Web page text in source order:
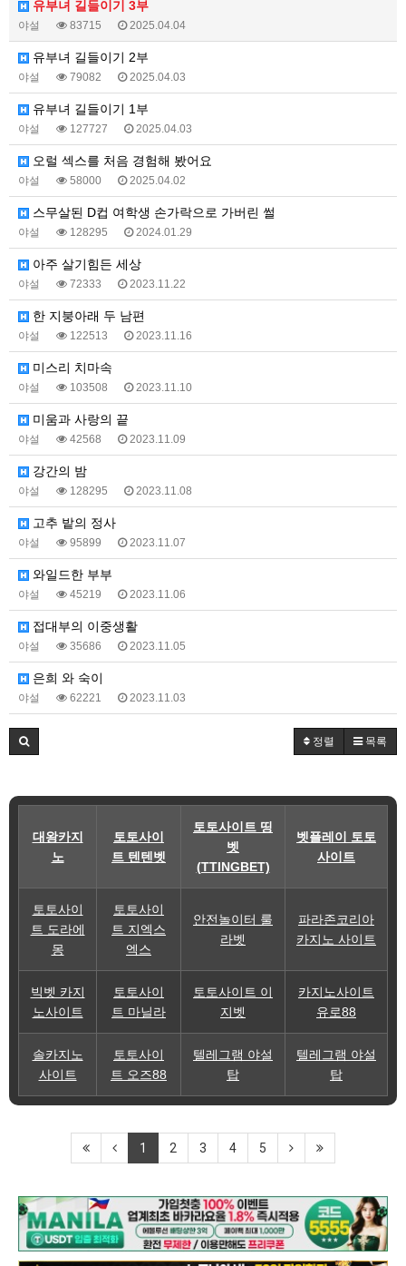
유부녀 길들이기 3부
야설 83715 2025.04.04
유부녀 길들이기 2부
야설 79082 2025.04.03
유부녀 길들이기 1부
야설 127727 2025.04.03
오럴 섹스를 처음 경험해 봤어요
야설 58000 2025.04.02
스무살된 D컵 여학생 손가락으로 가버린 썰
야설 128295 2024.01.29
아주 살기힘든 세상
야설 72333 2023.11.22
한 지붕아래 두 남편
야설 122513 2023.11.16
미스리 치마속
야설 103508 2023.11.10
미움과 사랑의 끝
야설 42568 2023.11.09
강간의 밤
야설 128295 2023.11.08
고추 밭의 정사
야설 95899 2023.11.07
와일드한 부부
야설 45219 2023.11.06
접대부의 이중생활
야설 35686 2023.11.05
은희 와 숙이
야설 62221 2023.11.03
정렬 목록
대왕카지
노
토토사이
트 텐텐벳
토토사이트 띵
벳
(TTINGBET)
벳플레이 토토
사이트
토토사이
트 도라에
몽
토토사이
트 지엑스
엑스
안전놀이터 룰
라벳
파라존코리아
카지노 사이트
빅벳 카지
노사이트
토토사이
트 마닐라
토토사이트 이
지벳
카지노사이트
유로88
솔카지노
사이트
토토사이
트 오즈88
텔레그램 야설
탑
텔레그램 야설
탑
1 2 3 4 5